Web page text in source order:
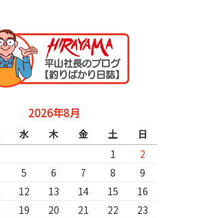
2026年8月
水 木 金 土
日
1
2
5 6 7 8
9
12 13 14 15
16
19 20 21 22
23